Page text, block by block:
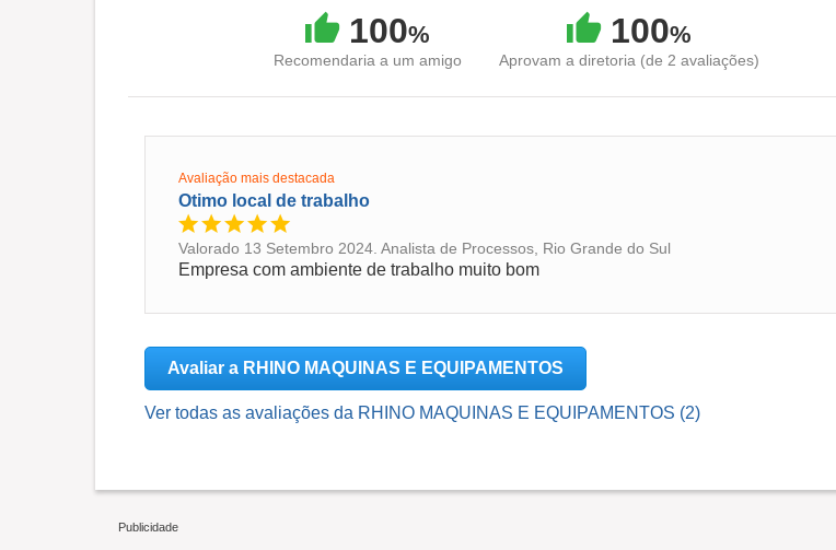
100%
Recomendaria a um amigo
100%
Aprovam a diretoria (de 2 avaliações)
Avaliação mais destacada
Otimo local de trabalho
Valorado 13 Setembro 2024. Analista de Processos, Rio Grande do Sul
Empresa com ambiente de trabalho muito bom
Avaliar a RHINO MAQUINAS E EQUIPAMENTOS
Ver todas as avaliações da RHINO MAQUINAS E EQUIPAMENTOS (2)